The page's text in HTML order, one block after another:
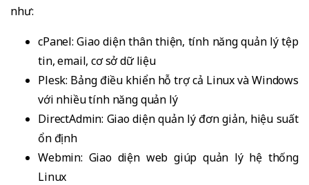
như:
cPanel: Giao diện thân thiện, tính năng quản lý tệp
tin, email, cơ sở dữ liệu
Plesk: Bảng điều khiển hỗ trợ cả Linux và Windows
với nhiều tính năng quản lý
DirectAdmin: Giao diện quản lý đơn giản, hiệu suất
ổn định
Webmin: Giao diện web giúp quản lý hệ thống
Linux